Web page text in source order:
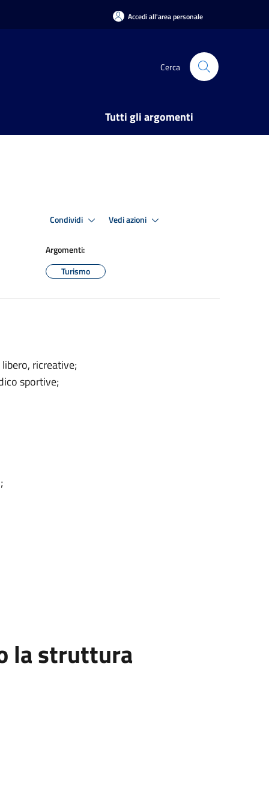
Accedi all'area personale
Cerca
Tutti gli argomenti
Condividi Vedi azioni
Argomenti:
Turismo
ricreative;
sportive;
la struttura